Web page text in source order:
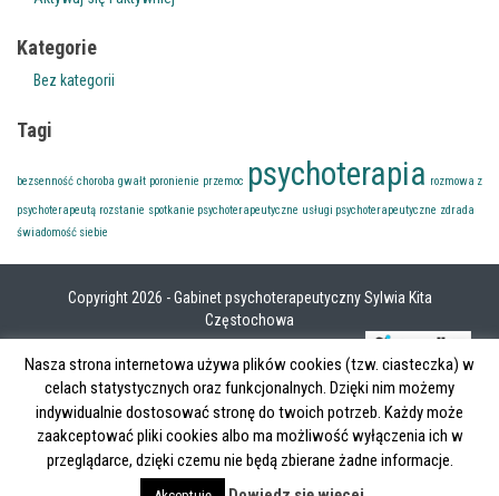
Kategorie
Bez kategorii
Tagi
bezsenność choroba gwałt poronienie przemoc psychoterapia rozmowa z
psychoterapeutą rozstanie spotkanie psychoterapeutyczne usługi psychoterapeutyczne zdrada
świadomość siebie
Copyright 2026 - Gabinet psychoterapeutyczny Sylwia Kita
Częstochowa
Klienci znaleźli nas wyszukując frazy:Sylwia Kita,psycholog Częstochowa,gabinet
psychoterapeutyczny Częstochowa,psychoterapeuta Częstochowa,socjoterapeuta Częstochowa
pedagog Częstochowa,specjalista ds przeciwdziałania przemocy Częstochowa
Nasza strona internetowa używa plików cookies (tzw. ciasteczka) w
celach statystycznych oraz funkcjonalnych. Dzięki nim możemy
indywidualnie dostosować stronę do twoich potrzeb. Każdy może
zaakceptować pliki cookies albo ma możliwość wyłączenia ich w
przeglądarce, dzięki czemu nie będą zbierane żadne informacje.